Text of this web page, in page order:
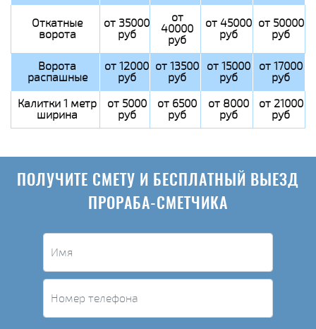
Откатные
ворота
от 35000
руб
от
40000
руб
от 45000
руб
от 50000
руб
Ворота
распашные
от 12000
руб
от 13500
руб
от 15000
руб
от 17000
руб
Калитки 1 метр
ширина
от 5000
руб
от 6500
руб
от 8000
руб
от 21000
руб
ПОЛУЧИТЕ СМЕТУ И БЕСПЛАТНЫЙ ВЫЕЗД
ПРОРАБА-СМЕТЧИКА